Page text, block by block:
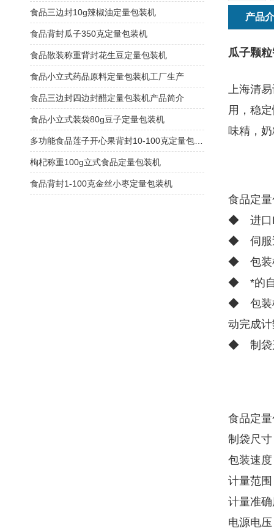
产品
瓜子颗
上海清
用，稳
味精，
食品定
◆ 进口
◆ 伺服
◆ 包装
◆ *的自
◆ 包装
动完成
◆ 制袋
食品定
制袋尺
包装速
计量范
计量准
电源电
食品三边封10g辣椒油定量包装机
食品背封瓜子350克定量包装机
食品散装称重背封花生豆定量包装机
食品小立式药品原料定量包装机工厂生产
食品三边封四边封醋定量包装机产品简介
食品小立式装袋80g豆子定量包装机
枸杞称重100g立式食品定量包装机
食品背封1-100克金丝小枣定量包装机